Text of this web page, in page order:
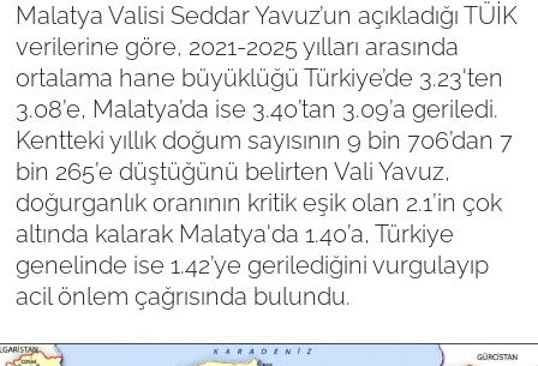
Malatya Valisi Seddar Yavuz’un açıkladığı TÜİK
verilerine göre, 2021-2025 yılları arasında
ortalama hane büyüklüğü Türkiye’de 3.23'ten
3.08’e, Malatya’da ise 3.40’tan 3.09’a geriledi.
Kentteki yıllık doğum sayısının 9 bin 706’dan 7
bin 265’e düştüğünü belirten Vali Yavuz,
doğurganlık oranının kritik eşik olan 2.1’in çok
altında kalarak Malatya'da 1.40’a, Türkiye
genelinde ise 1.42’ye gerilediğini vurgulayıp
acil önlem çağrısında bulundu.